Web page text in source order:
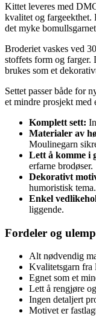
Kittet leveres med
kvalitet og
det myke
Broderiet vaskes ved
stoffets form og farger.
brukes som et
Settet passer både for
et mindre prosjekt
Komplett sett:
Materialer av
Moulinegarn
Lett å komme i
erfarne brodøser.
Dekorativt
humoristisk tema.
Enkel
liggende.
Fordeler og
Alt nødvendig
Kvalitetsgarn fra
Egnet som et
Lett å rengjøre
Ingen detaljert
Motivet er